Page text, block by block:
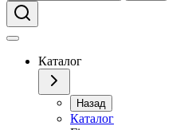
Каталог
Назад
Каталог